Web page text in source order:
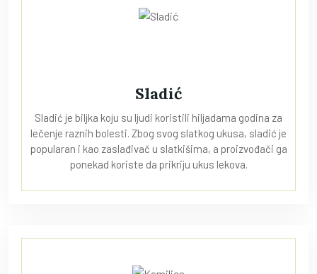
Sladić
Sladić je biljka koju su ljudi koristili hiljadama godina za
lečenje raznih bolesti. Zbog svog slatkog ukusa, sladić je
popularan i kao zaslađivač u slatkišima, a proizvođači ga
ponekad koriste da prikriju ukus lekova.